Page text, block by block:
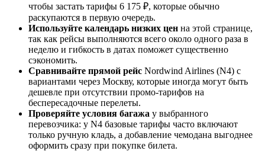
чтобы застать тарифы 6 175 ₽, которые обычно
раскупаются в первую очередь.
Используйте календарь низких цен на этой странице,
так как рейсы выполняются всего около одного раза в
неделю и гибкость в датах поможет существенно
сэкономить.
Сравнивайте прямой рейс Nordwind Airlines (N4) с
вариантами через Москву, которые иногда могут быть
дешевле при отсутствии промо-тарифов на
беспересадочные перелеты.
Проверяйте условия багажа у выбранного
перевозчика: у N4 базовые тарифы часто включают
только ручную кладь, а добавление чемодана выгоднее
оформить сразу при покупке билета.